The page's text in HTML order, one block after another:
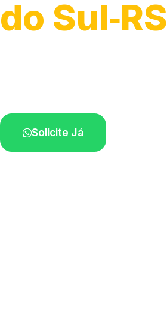
do Sul‑RS
Solicite Já